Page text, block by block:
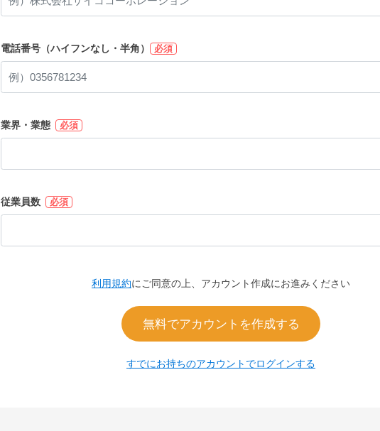
電話番号（ハイフンなし・半角） 必須
業界・業態 必須
従業員数 必須
利用規約にご同意の上、アカウント作成にお進みください
無料でアカウントを作成する
すでにお持ちのアカウントでログインする